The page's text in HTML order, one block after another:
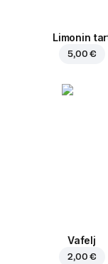
Limonin
5,00 €
Vafelj
2,00 €